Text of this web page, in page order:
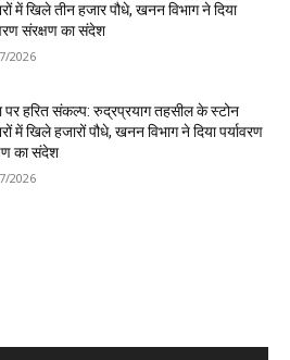
में खिले तीन हजार पौधे, खनन विभाग ने दिया
संरक्षण का संदेश
2026
पर हरित संकल्प: रुद्रप्रयाग तहसील के स्टोन
में खिले हजारों पौधे, खनन विभाग ने दिया पर्यावरण
का संदेश
2026